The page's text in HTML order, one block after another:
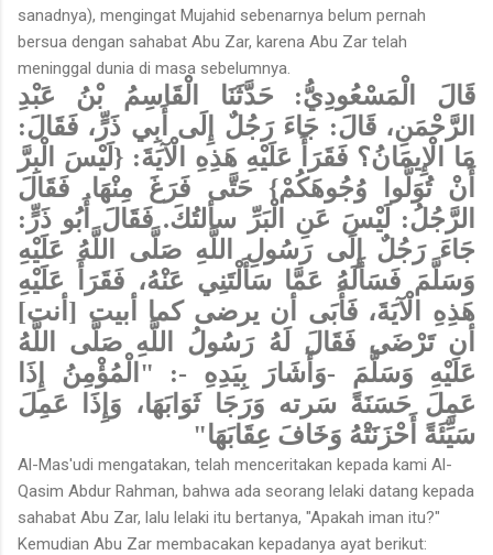
sanadnya), mengingat Mujahid sebenarnya belum pernah
bersua dengan sahabat Abu Zar, karena Abu Zar telah
meninggal dunia di masa sebelumnya.
قَالَ الْمَسْعُودِيُّ: حَدَّثَنَا الْقَاسِمُ بْنُ عَبْدِ
الرَّحْمَنِ، قَالَ: جَاءَ رَجُلٌ إِلَى أَبِي ذَرٍّ، فَقَالَ:
مَا الْإِيمَانُ؟ فَقَرَأَ عَلَيْهِ هَذِهِ الْآيَةَ: {لَيْسَ الْبِرَّ
أَنْ تُوَلُّوا وُجُوهَكُمْ} حَتَّى فَرَغَ مِنْهَا. فَقَالَ
الرَّجُلُ: لَيْسَ عَنِ الْبَرِّ سألتُكَ. فَقَالَ أَبُو ذَرٍّ:
جَاءَ رَجُلٌ إِلَى رَسُولِ اللَّهِ صَلَّى اللَّهُ عَلَيْهِ
وَسَلَّمَ فَسَأَلَهُ عَمَّا سَأَلْتَنِي عَنْهُ، فَقَرَأَ عَلَيْهِ
هَذِهِ الْآيَةَ، فَأَبَى أن يرضى كما أبيت [أنت]
أن تَرْضَى فَقَالَ لَهُ رَسُولُ اللَّهِ صَلَّى اللَّهُ
عَلَيْهِ وَسَلَّمَ -وَأَشَارَ بِيَدِهِ -: "الْمُؤْمِنُ إِذَا
عَمِلَ حَسَنَةً سَرته وَرَجَا ثَوَابَهَا، وَإِذَا عَمِلَ
سَيِّئَةً أَحْزَنَتْهُ وَخَافَ عِقَابَهَا"
Al-Mas'udi mengatakan, telah menceritakan kepada kami Al-
Qasim Abdur Rahman, bahwa ada seorang lelaki datang kepada
sahabat Abu Zar, lalu lelaki itu bertanya, "Apakah iman itu?"
Kemudian Abu Zar membacakan kepadanya ayat berikut: